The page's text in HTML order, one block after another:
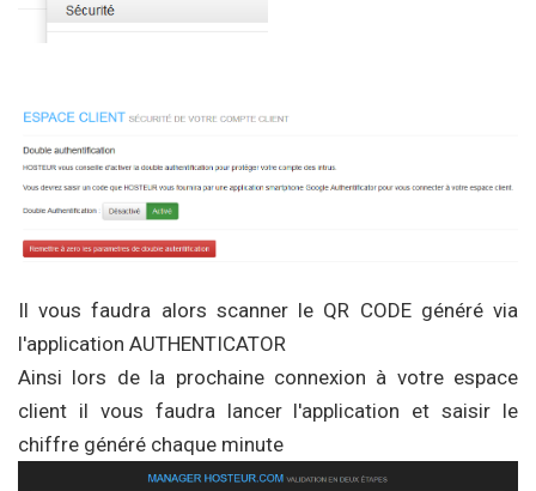
Il vous faudra alors scanner le QR CODE généré via
l'application AUTHENTICATOR
Ainsi lors de la prochaine connexion à votre espace
client il vous faudra lancer l'application et saisir le
chiffre généré chaque minute